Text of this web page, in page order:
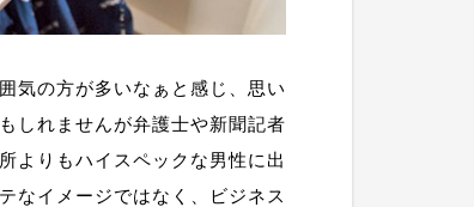
気の方が多いなぁと感じ、思い
しれませんが弁護士や新聞記者
よりもハイスペックな男性に出
なイメージではなく、ビジネス